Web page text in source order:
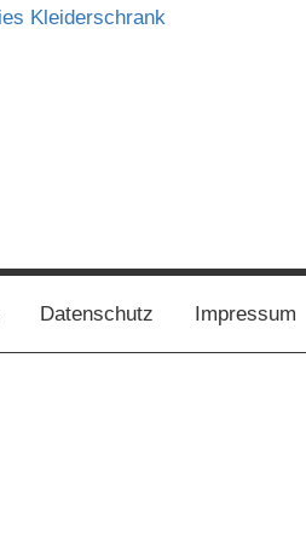
Datenschutz Impressum